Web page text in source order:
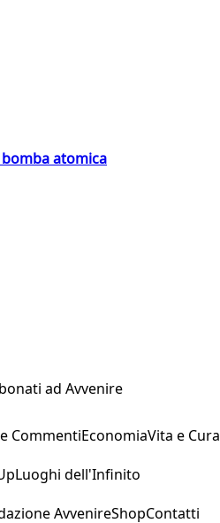
atomica
ad Avvenire
CommentiEconomiaVita e Cura
Luoghi dell'Infinito
AvvenireShopContatti